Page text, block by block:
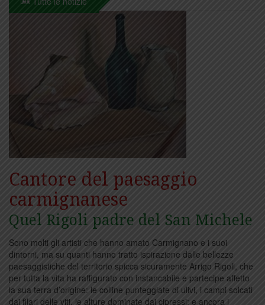
Cantore del paesaggio
carmignanese
Quel Rigoli padre del San Michele
Sono molti gli artisti che hanno amato Carmignano e i suoi
dintorni, ma su quanti hanno tratto ispirazione dalle bellezze
paesaggistiche del territorio spicca sicuramente Arrigo Rigoli, che
per tutta la vita ha raffigurato con instancabile e partecipe affetto
la sua terra d’origine: le colline punteggiate di ulivi, i campi solcati
dai filari delle viti, le alture dominate dai cipressi; e ancora i